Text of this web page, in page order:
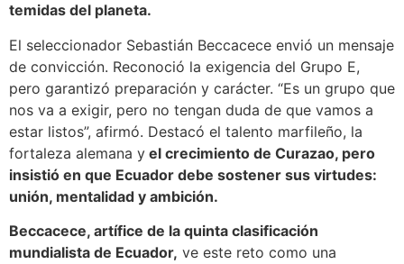
temidas del planeta.
El seleccionador Sebastián Beccacece envió un mensaje
de convicción. Reconoció la exigencia del Grupo E,
pero garantizó preparación y carácter. “Es un grupo que
nos va a exigir, pero no tengan duda de que vamos a
estar listos”, afirmó. Destacó el talento marfileño, la
fortaleza alemana y el crecimiento de Curazao, pero
insistió en que Ecuador debe sostener sus virtudes:
unión, mentalidad y ambición.
Beccacece, artífice de la quinta clasificación
mundialista de Ecuador, ve este reto como una